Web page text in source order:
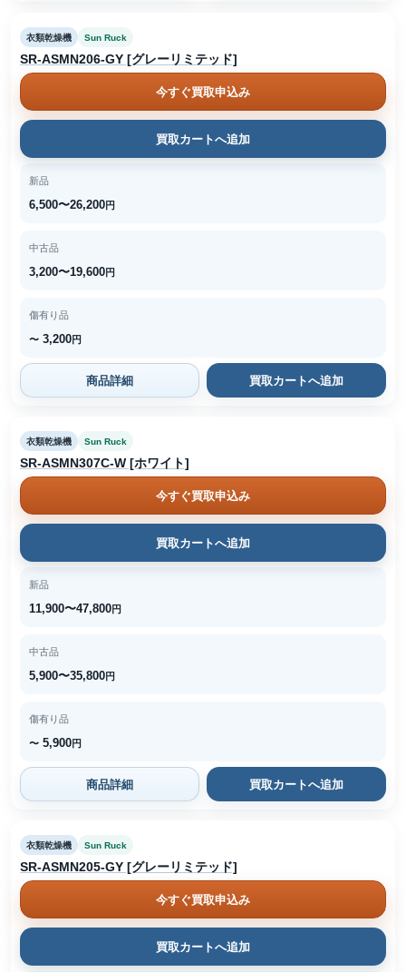
衣類乾燥機 Sun Ruck
SR-ASMN206-GY [グレーリミテッド]
今すぐ買取申込み
買取カートへ追加
新品
6,500〜26,200円
中古品
3,200〜19,600円
傷有り品
〜 3,200円
商品詳細 買取カートへ追加
衣類乾燥機 Sun Ruck
SR-ASMN307C-W [ホワイト]
今すぐ買取申込み
買取カートへ追加
新品
11,900〜47,800円
中古品
5,900〜35,800円
傷有り品
〜 5,900円
商品詳細 買取カートへ追加
衣類乾燥機 Sun Ruck
SR-ASMN205-GY [グレーリミテッド]
今すぐ買取申込み
買取カートへ追加